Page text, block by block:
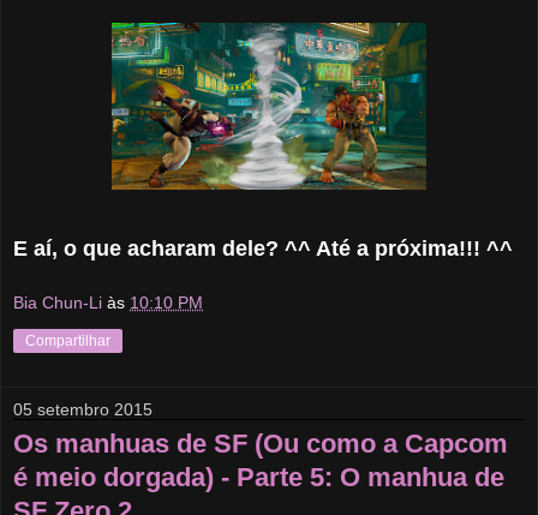
E aí, o que acharam dele? ^^ Até a próxima!!! ^^
Bia Chun-Li às 10:10 PM
Compartilhar
05 setembro 2015
Os manhuas de SF (Ou como a Capcom
é meio dorgada) - Parte 5: O manhua de